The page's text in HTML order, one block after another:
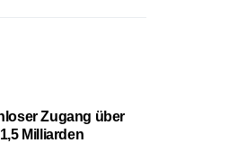
Zugang über
Milliarden